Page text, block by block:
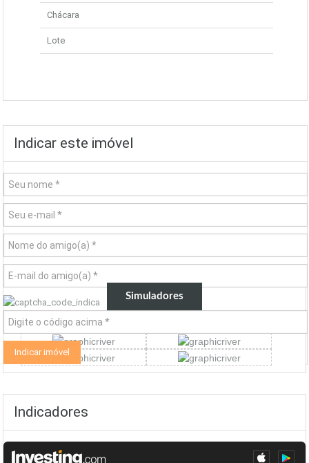
Chácara
Lote
Indicar este imóvel
Simuladores
Indicadores